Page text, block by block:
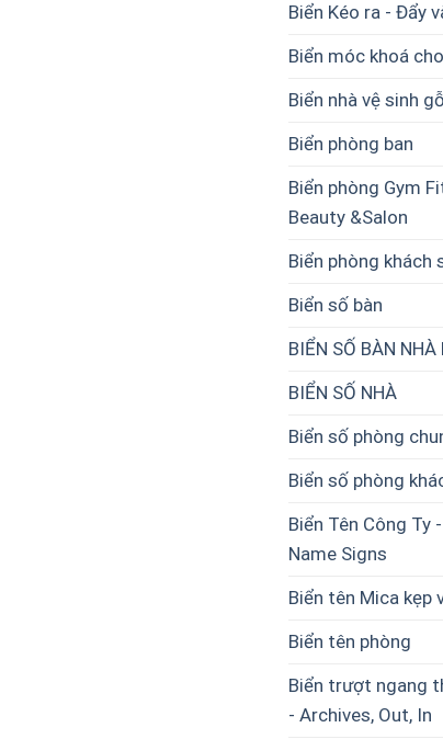
Biển Kéo ra - Đẩy
Biển móc khoá
Biển nhà vệ sinh gỗ
Biển phòng ban
Biển phòng Gym
Beauty &Salon
Biển phòng khách
Biển số bàn
BIỂN SỐ BÀN NHÀ
BIỂN SỐ NHÀ
Biển số phòng
Biển số phòng
Biển Tên Công Ty
Name Signs
Biển tên Mica kẹp
Biển tên phòng
Biển trượt ngang
- Archives, Out, In